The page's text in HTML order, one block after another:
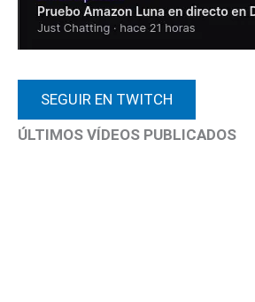
SEGUIR EN TWITCH
ÚLTIMOS VÍDEOS PUBLICADOS